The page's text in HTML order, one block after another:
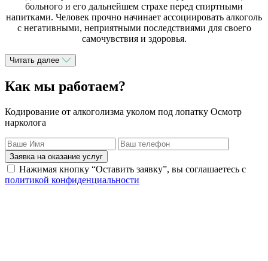
больного и его дальнейшем страхе перед спиртными
напитками. Человек прочно начинает ассоциировать алкоголь
с негативными, неприятными последствиями для своего
самочувствия и здоровья.
Читать далее
Как мы работаем?
Кодирование от алкоголизма уколом под лопатку Осмотр
нарколога
Заявка на оказание услуг
Нажимая кнопку “Оставить заявку”, вы соглашаетесь с
политикой конфиденциальности